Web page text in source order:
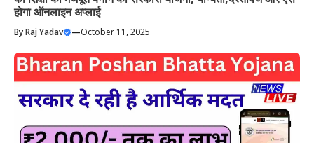
होगा ऑनलाइन अप्लाई
ByRaj Yadav —October 11, 2025